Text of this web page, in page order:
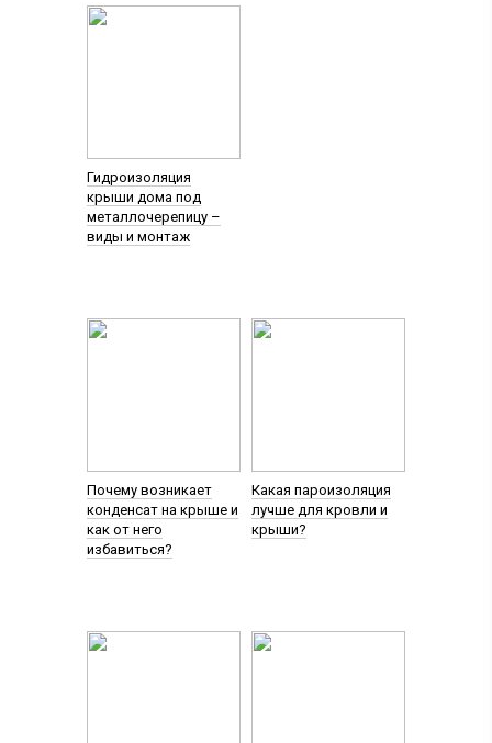
Гидроизоляция
крыши дома под
металлочерепицу –
виды и монтаж
Почему возникает
конденсат на крыше и
как от него
избавиться?
Какая пароизоляция
лучше для кровли и
крыши?